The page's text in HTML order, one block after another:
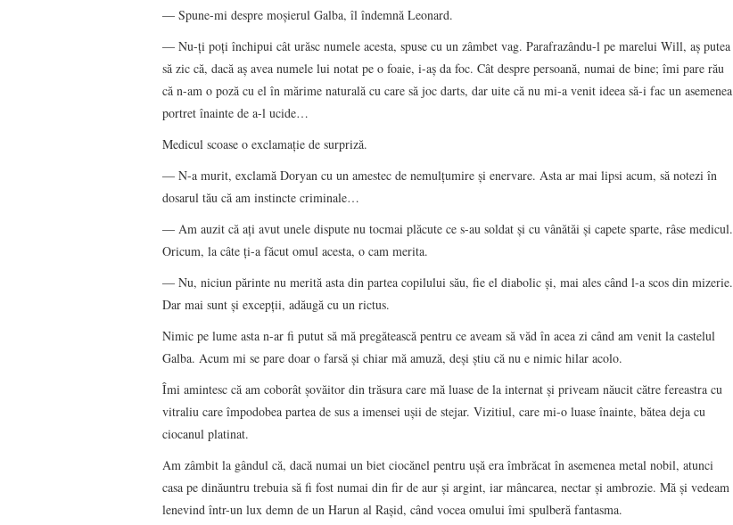
― Spune-mi despre moşierul Galba, îl îndemnă Leonard.
― Nu-ţi poţi închipui cât urăsc numele acesta, spuse cu un zâmbet vag. Parafrazându-l pe marelui Will, aş putea
să zic că, dacă aş avea numele lui notat pe o foaie, i-aş da foc. Cât despre persoană, numai de bine; îmi pare rău
că n-am o poză cu el în mărime naturală cu care să joc darts, dar uite că nu mi-a venit ideea să-i fac un asemenea
portret înainte de a-l ucide…
Medicul scoase o exclamaţie de surpriză.
― N-a murit, exclamă Doryan cu un amestec de nemulţumire şi enervare. Asta ar mai lipsi acum, să notezi în
dosarul tău că am instincte criminale…
― Am auzit că aţi avut unele dispute nu tocmai plăcute ce s-au soldat şi cu vânătăi şi capete sparte, râse medicul.
Oricum, la câte ţi-a făcut omul acesta, o cam merita.
― Nu, niciun părinte nu merită asta din partea copilului său, fie el diabolic şi, mai ales când l-a scos din mizerie.
Dar mai sunt şi excepţii, adăugă cu un rictus.
Nimic pe lume asta n-ar fi putut să mă pregătească pentru ce aveam să văd în acea zi când am venit la castelul
Galba. Acum mi se pare doar o farsă şi chiar mă amuză, deşi ştiu că nu e nimic hilar acolo.
Îmi amintesc că am coborât şovăitor din trăsura care mă luase de la internat şi priveam năucit către fereastra cu
vitraliu care împodobea partea de sus a imensei uşii de stejar. Vizitiul, care mi-o luase înainte, bătea deja cu
ciocanul platinat.
Am zâmbit la gândul că, dacă numai un biet ciocănel pentru uşă era îmbrăcat în asemenea metal nobil, atunci
casa pe dinăuntru trebuia să fi fost numai din fir de aur şi argint, iar mâncarea, nectar şi ambrozie. Mă şi vedeam
lenevind într-un lux demn de un Harun al Raşid, când vocea omului îmi spulberă fantasma.